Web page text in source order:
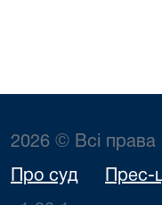
2026 © Всі права
Про суд Прес-